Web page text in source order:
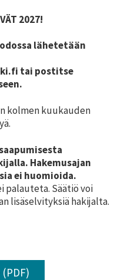
2027!
lähetetään
tai postitse
kolmen kuukauden
Hakemusajan
ei huomioida.
palauteta. Säätiö voi
lisäselvityksiä hakijalta.